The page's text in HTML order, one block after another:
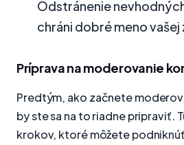
Odstránenie
chráni dobré meno vašej
Príprava na moderovanie
Predtým, ako začnete
by ste sa na to riadne pripraviť.
krokov, ktoré môžete